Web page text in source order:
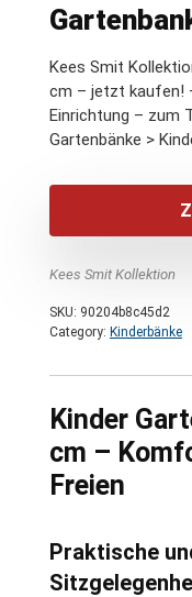
Kees Smit
cm – jetzt kaufen!
Einrichtung – zum
Gartenbänke >
Kees Smit Kollektion
SKU: 90204b8c45d2
Category: Kinderbänke
Kinder
cm –
Freien
Praktische